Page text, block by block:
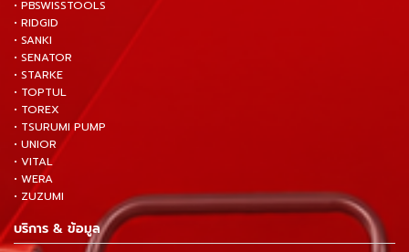
• PBSWISSTOOLS
• RIDGID
• SANKI
• SENATOR
• STARKE
• TOPTUL
• TOREX
• TSURUMI PUMP
• UNIOR
• VITAL
• WERA
• ZUZUMI
บริการ & ข้อมูล